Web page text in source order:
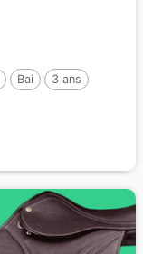
Bai
3 ans